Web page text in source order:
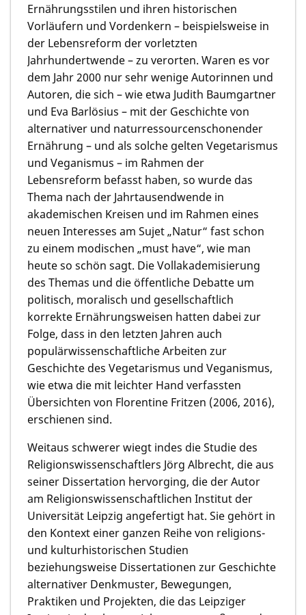
Ernährungsstilen und ihren historischen
Vorläufern und Vordenkern – beispielsweise in
der Lebensreform der vorletzten
Jahrhundertwende – zu verorten. Waren es vor
dem Jahr 2000 nur sehr wenige Autorinnen und
Autoren, die sich – wie etwa Judith Baumgartner
und Eva Barlösius – mit der Geschichte von
alternativer und naturressourcenschonender
Ernährung – und als solche gelten Vegetarismus
und Veganismus – im Rahmen der
Lebensreform befasst haben, so wurde das
Thema nach der Jahrtausendwende in
akademischen Kreisen und im Rahmen eines
neuen Interesses am Sujet „Natur“ fast schon
zu einem modischen „must have“, wie man
heute so schön sagt. Die Vollakademisierung
des Themas und die öffentliche Debatte um
politisch, moralisch und gesellschaftlich
korrekte Ernährungsweisen hatten dabei zur
Folge, dass in den letzten Jahren auch
populärwissenschaftliche Arbeiten zur
Geschichte des Vegetarismus und Veganismus,
wie etwa die mit leichter Hand verfassten
Übersichten von Florentine Fritzen (2006, 2016),
erschienen sind.
Weitaus schwerer wiegt indes die Studie des
Religionswissenschaftlers Jörg Albrecht, die aus
seiner Dissertation hervorging, die der Autor
am Religionswissenschaftlichen Institut der
Universität Leipzig angefertigt hat. Sie gehört in
den Kontext einer ganzen Reihe von religions-
und kulturhistorischen Studien
beziehungsweise Dissertationen zur Geschichte
alternativer Denkmuster, Bewegungen,
Praktiken und Projekten, die das Leipziger